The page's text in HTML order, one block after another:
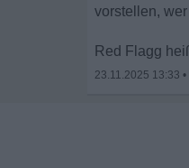
vorstellen,
Red Flagg
23.11.2025 13:33 •